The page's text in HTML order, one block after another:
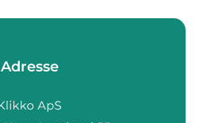
Adresse